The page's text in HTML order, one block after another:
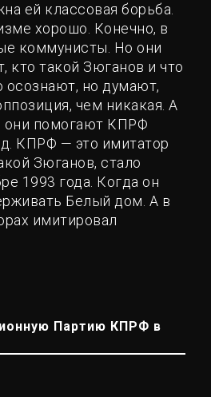
ей классовая борьба.
хорошо. Конечно, в
коммунисты. Но они
кто такой Зюганов и что
осознают, но думают,
чем никакая. А
они помогают КПРФ
КПРФ — это имитатор
Зюганов, стало
1993 года. Когда он
Белый дом. А в
имитировал
Партию КПРФ в